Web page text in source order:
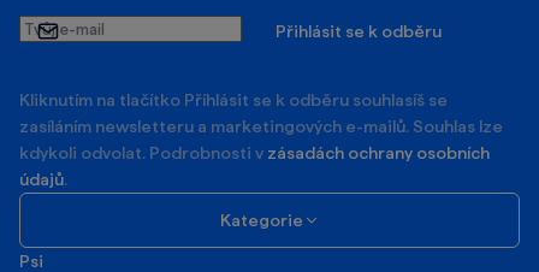
Tvůj
e-
Přihlásit se k odběru
Kliknutím na tlačítko Příhlásit se k odběru souhlasíš se
zasíláním newsletteru a marketingových e-mailů. Souhlas lze
kdykoli odvolat. Podrobnosti v zásadách ochrany osobních
údajů.
Kategorie
Psi